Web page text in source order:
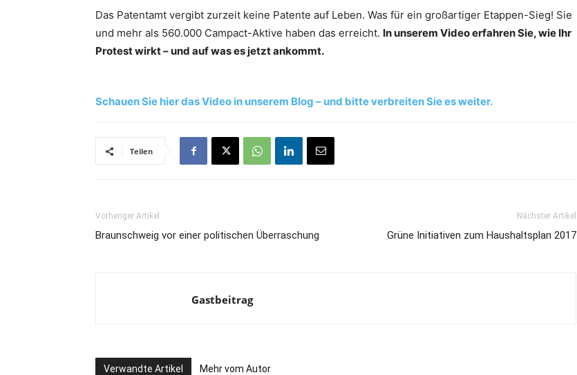
Das Patentamt vergibt zurzeit keine Patente auf Leben. Was für ein großartiger Etappen-Sieg! Sie
und mehr als 560.000 Campact-Aktive haben das erreicht. In unserem Video erfahren Sie, wie Ihr
Protest wirkt – und auf was es jetzt ankommt.
Schauen Sie hier das Video in unserem Blog – und bitte verbreiten Sie es weiter.
Teilen
Vorheriger Artikel
Braunschweig vor einer politischen Überraschung
Nächster Artikel
Grüne Initiativen zum Haushaltsplan 2017
Gastbeitrag
Verwandte Artikel Mehr vom Autor